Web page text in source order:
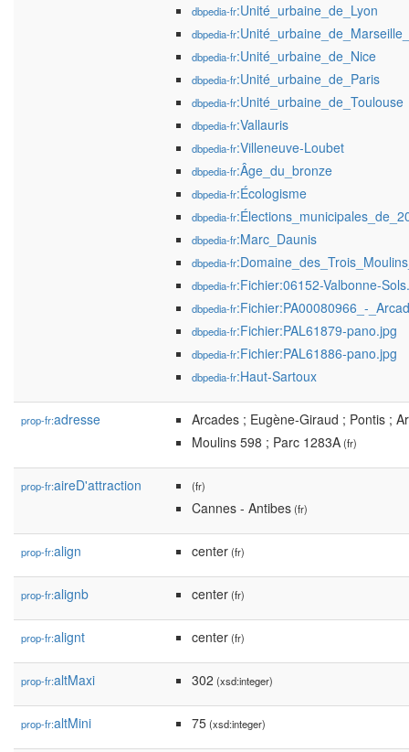
dbpedia-fr:Unité_urbaine_de_Lyon
dbpedia-fr
dbpedia-fr:Unité_urbaine_de_Nice
dbpedia-fr:Unité_urbaine_de_Paris
dbpedia-fr:Unité_urbaine_de_Toulouse
dbpedia-fr:Vallauris
dbpedia-fr:Villeneuve-Loubet
dbpedia-fr:Âge_du_bronze
dbpedia-fr:Écologisme
dbpedia-fr
dbpedia-fr:Marc_Daunis
dbpedia-fr
dbpedia-fr:Fichier:06152-Valbonne-
dbpedia-fr:Fichier:PA00080966_-
dbpedia-fr:Fichier:PAL61879-pano.jpg
dbpedia-fr:Fichier:PAL61886-pano.jpg
dbpedia-fr:Haut-Sartoux
prop-fr:adresse
Arcades ; Eugène-Giraud ; Pontis ;
Moulins 598 ; Parc 1283A(fr)
prop-fr:aireD'attraction (fr)
Cannes - Antibes(fr)
prop-fr:align center(fr)
prop-fr:alignb center(fr)
prop-fr:alignt center(fr)
prop-fr:altMaxi 302 (xsd:integer)
prop-fr:altMini 75(xsd:integer)